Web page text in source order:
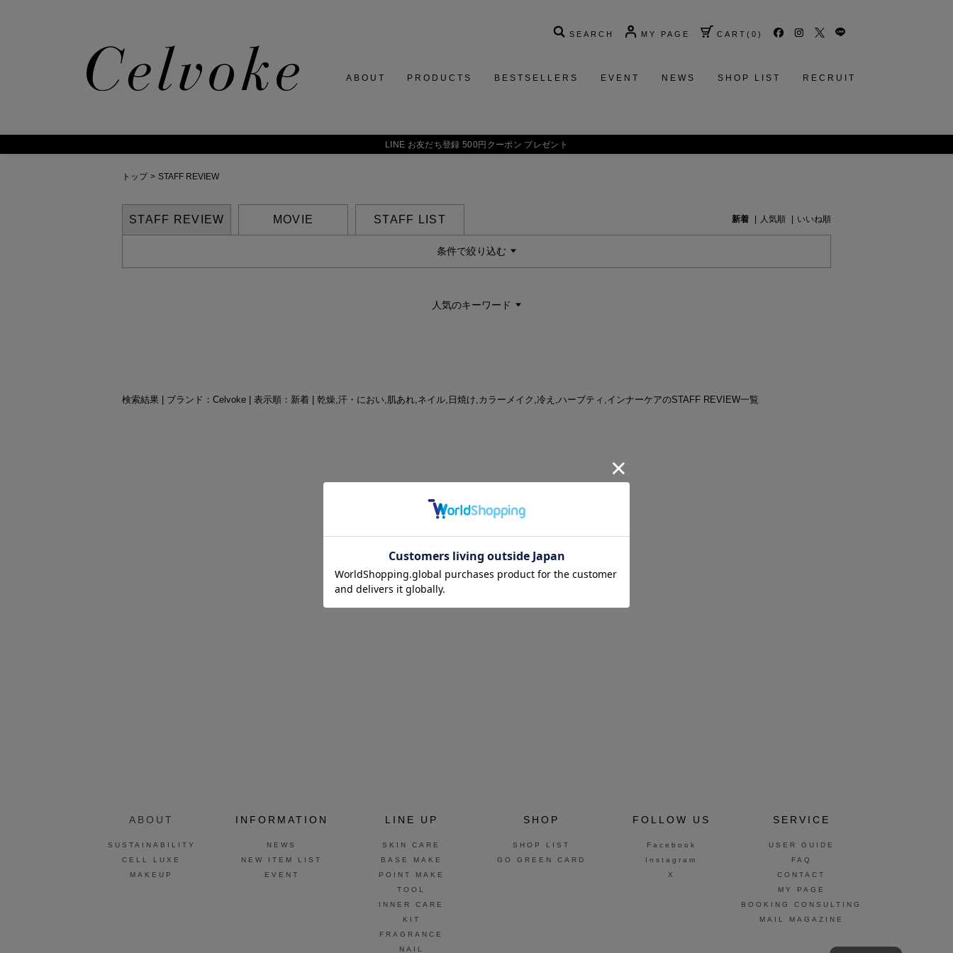
SEARCH MY PAGE CART ( 0 )
ABOUT PRODUCTS BESTSELLERS EVENT NEWS SHOP LIST RECRUIT
LINE お友だち登録 500円クーポン プレゼント
トップ > STAFF REVIEW
STAFF REVIEW MOVIE STAFF LIST 新着 人気順 いいね順
条件で絞り込む
人気のキーワード
検索結果 | ブランド：Celvoke | 表示順：新着 | 乾燥,汗・におい,肌あれ,ネイル,日焼け,カラーメイク,冷え,ハーブティ,インナーケアのSTAFF REVIEW一覧
ABOUT
SUSTAINABILITY
CELL LUXE
MAKEUP
INFORMATION
NEWS
NEW ITEM LIST
EVENT
LINE UP
SKIN CARE
BASE MAKE
POINT MAKE
TOOL
INNER CARE
KIT
FRAGRANCE
NAIL
SHOP
SHOP LIST
GO GREEN CARD
FOLLOW US
Facebook
Instagram
X
SERVICE
USER GUIDE
FAQ
CONTACT
MY PAGE
BOOKING CONSULTING
MAIL MAGAZINE